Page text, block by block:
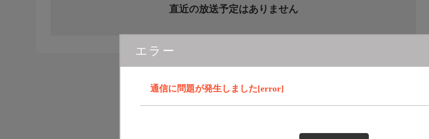
エラー
通信に問題が発生しました[error]
直近の放送予定はありません